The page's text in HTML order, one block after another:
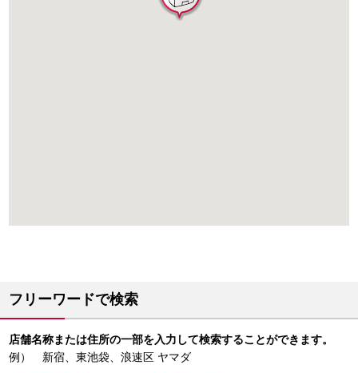
フリーワードで検索
店舗名称または住所の一部を入力して検索することができます。
例） 新宿、東池袋、浪速区 ヤマダ